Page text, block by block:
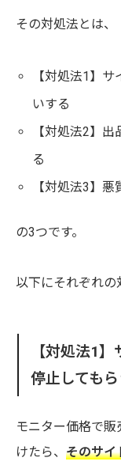
その対処法とは、
【対処法1】
いする
【対処法2】
る
【対処法3】
の3つです。
以下にそれぞれの
【対処法1
停止してもら
モニター価格で
けたら、 そのサイ